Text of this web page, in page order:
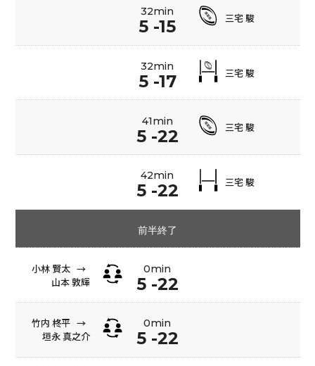
32min
5 -15 三宅 駿
32min
5 -17 三宅 駿
41min
5 -22 三宅 駿
42min
5 -22 三宅 駿
前半終了
小林 賢太 →
山本 敦輝
0min
5 -22
竹内 柊平 →
垣永 真之介
0min
5 -22